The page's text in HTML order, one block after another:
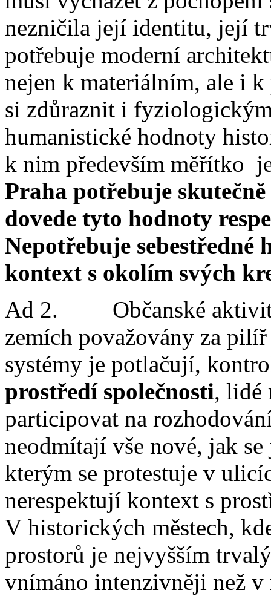
nezničila její identitu, její
potřebuje moderní
nejen k materiálním, ale i
si zdůraznit i
humanistické hodnoty
k nim především měřítko
Praha potřebuje
dovede tyto hodnoty
Nepotřebuje sebestředné
kontext s okolím svých
Ad 2. Občanské aktivity
zemích považovány za
systémy je potlačují,
prostředí společnosti, lidé
participovat na
neodmítají vše nové, jak
kterým se protestuje v
nerespektují kontext s
V historických městech,
prostorů je nejvyšším
vnímáno intenzivněji než v